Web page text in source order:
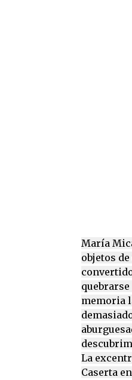
María
objetos
memoria
La
Caserta